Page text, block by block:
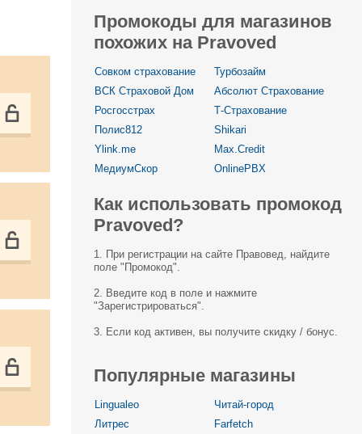
Промокоды для магазинов
похожих на Pravoved
Совком страхование
Турбозайм
ВСК Страховой Дом
Абсолют Страхование
Росгосстрах
Т‑Страхование
Полис812
Shikari
Ylink.me
Max.Credit
МедиумСкор
OnlinePBX
Как использовать промокод
Pravoved?
1. При регистрации на сайте Правовед, найдите
поле "Промокод".
2. Введите код в поле и нажмите
"Зарегистрироваться".
3. Если код активен, вы получите скидку / бонус.
Популярные магазины
Lingualeo
Читай-город
Литрес
Farfetch